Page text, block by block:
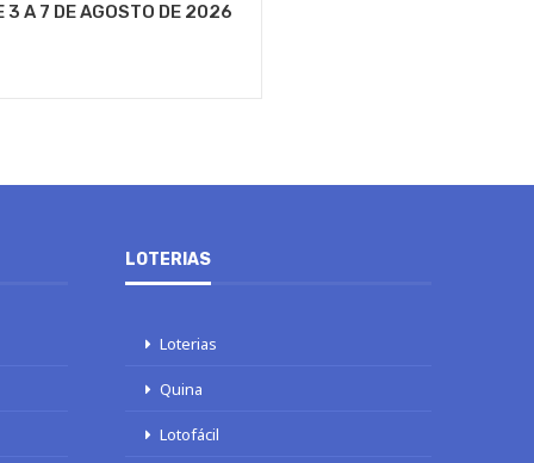
3 A 7 DE AGOSTO DE 2026
LOTERIAS
Loterias
Quina
Lotofácil